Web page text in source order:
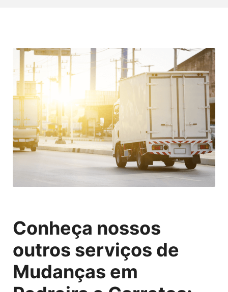
Conheça nossos
outros serviços de
Mudanças em